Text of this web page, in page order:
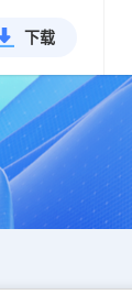
下载